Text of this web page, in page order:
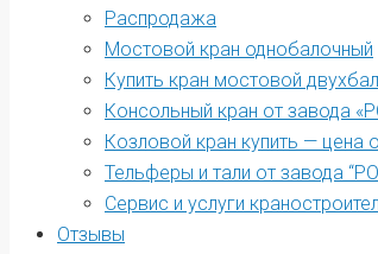
Распродажа
Мостовой кран однобалочный
Купить кран мостовой
Консольный кран от завода
Козловой кран купить — цена
Тельферы и тали от завода
Сервис и услуги
Отзывы